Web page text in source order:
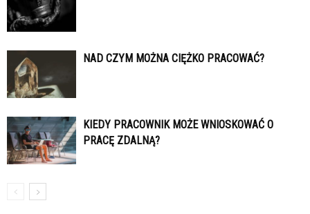
NAD CZYM MOŻNA CIĘŻKO PRACOWAĆ?
KIEDY PRACOWNIK MOŻE WNIOSKOWAĆ O
PRACĘ ZDALNĄ?